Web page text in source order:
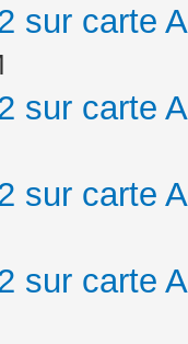
sur carte
sur carte
sur carte
sur carte